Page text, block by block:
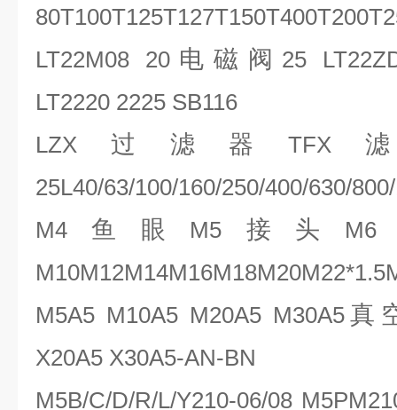
LT22M08 20电磁阀 25
LT2220 2225 SB116
LZX 过滤器 TFX
25L40/63/100/160/250/400/630/
M4 鱼眼 M5 接头 M6
M5A5 M10A5 M20A5 M30A5 真
X20A5 X30A5-AN-BN
M5B/C/D/R/L/Y210-06/08